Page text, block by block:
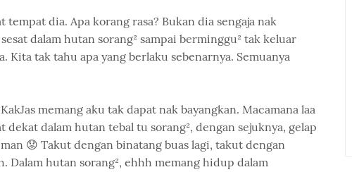
dia. Apa korang rasa? Bukan dia sengaja nak
dalam hutan sorang² sampai berminggu² tak keluar
Kita tak tahu apa yang berlaku sebenarnya. Semuanya
memang aku tak dapat nak bayangkan. Macamana laa
dekat dalam hutan tebal tu sorang², dengan sejuknya, gelap
😟 Takut dengan binatang buas lagi, takut dengan
Dalam hutan sorang², ehhh memang hidup dalam